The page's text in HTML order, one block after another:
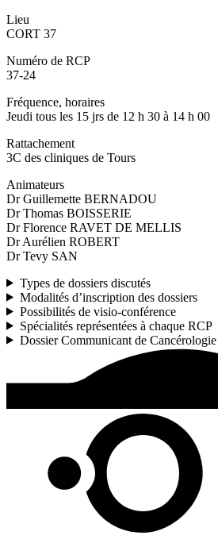
Lieu
CORT 37
Numéro de RCP
37-24
Fréquence, horaires
Jeudi tous les 15 jrs de 12 h 30 à 14 h 00
Rattachement
3C des cliniques de Tours
Animateurs
Dr Guillemette BERNADOU
Dr Thomas BOISSERIE
Dr Florence RAVET DE MELLIS
Dr Aurélien ROBERT
Dr Tevy SAN
Types de dossiers discutés
Modalités d’inscription des dossiers
Possibilités de visio-conférence
Spécialités représentées à chaque RCP
Dossier Communicant de Cancérologie